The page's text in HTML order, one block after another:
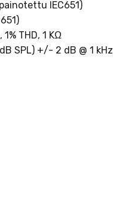
IEC651)
THD, 1 KΩ
SPL) +/- 2 dB @ 1 kHz